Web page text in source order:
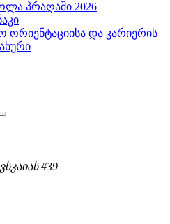
პრაღაში 2026
ორიენტაციისა და კარიერის
#39